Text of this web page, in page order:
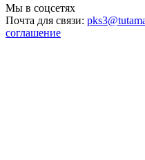
Мы в соцсетях
Почта для связи:
соглашение